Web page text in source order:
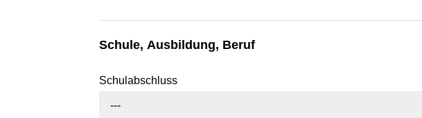
Schule, Ausbildung, Beruf
Schulabschluss
---